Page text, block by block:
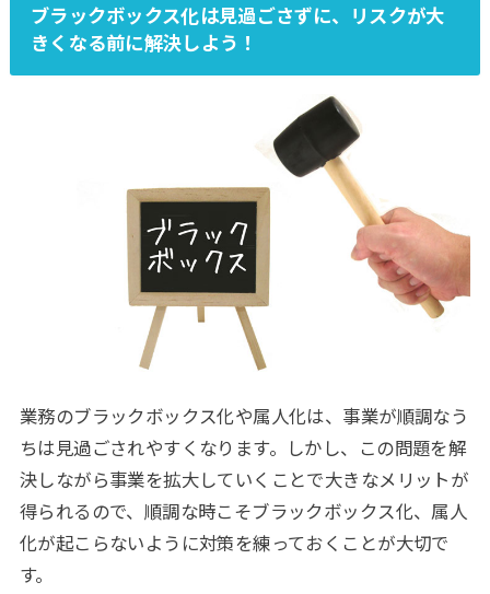
ブラックボックス化は見過ごさずに、リスクが大
きくなる前に解決しよう！
業務のブラックボックス化や属人化は、事業が順調なう
ちは見過ごされやすくなります。しかし、この問題を解
決しながら事業を拡大していくことで大きなメリットが
得られるので、順調な時こそブラックボックス化、属人
化が起こらないように対策を練っておくことが大切で
す。